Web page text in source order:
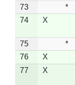
73 *
74
X
75 *
76
X
77
X